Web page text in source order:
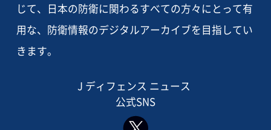
じて、日本の防衛に関わるすべての方々にとって有
用な、防衛情報のデジタルアーカイブを目指してい
きます。
J ディフェンス ニュース
公式SNS